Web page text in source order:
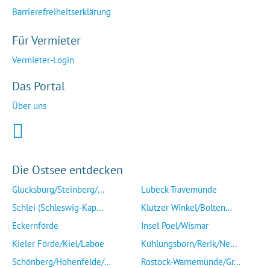
Barrierefreiheitserklärung
Für Vermieter
Vermieter-Login
Das Portal
Über uns
Die Ostsee entdecken
Glücksburg/Steinberg/...
Schlei (Schleswig-Kap...
Eckernförde
Kieler Förde/Kiel/Laboe
Schönberg/Hohenfelde/...
Lübeck-Travemünde
Klützer Winkel/Bolten...
Insel Poel/Wismar
Kühlungsborn/Rerik/Ne...
Rostock-Warnemünde/Gr...